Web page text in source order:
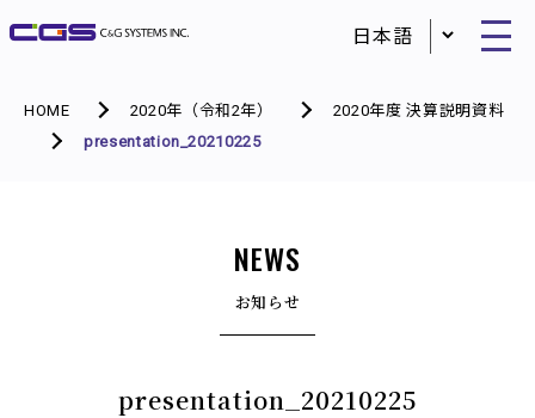
HOME 2020年（令和2年）
2020年度 決算説明資料
presentation_20210225
NEWS
お知らせ
presentation_20210225